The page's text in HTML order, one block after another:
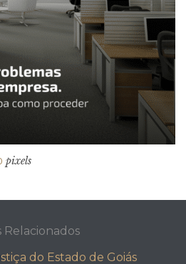
pixels
Relacionados
do Estado de Goiás